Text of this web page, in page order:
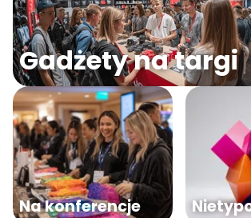
Gadżety na targi
Na konferencje